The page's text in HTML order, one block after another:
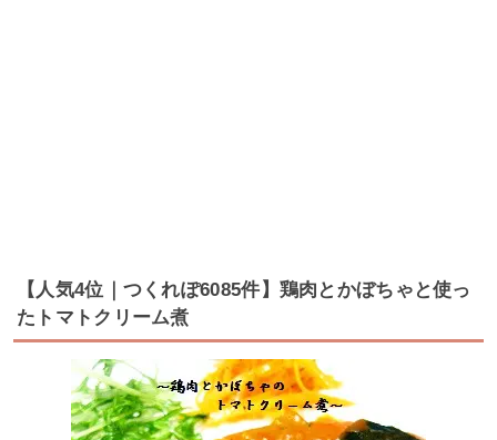
【人気4位｜つくれぽ6085件】鶏肉とかぼちゃと使っ
たトマトクリーム煮